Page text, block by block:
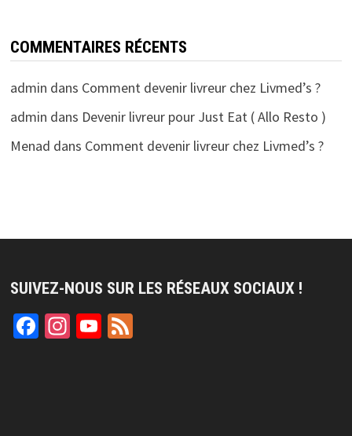
COMMENTAIRES RÉCENTS
admin dans Comment devenir livreur chez Livmed’s ?
admin dans Devenir livreur pour Just Eat ( Allo Resto )
Menad dans Comment devenir livreur chez Livmed’s ?
SUIVEZ-NOUS SUR LES RÉSEAUX SOCIAUX !
Facebook
Instagram
YouTube
Feed